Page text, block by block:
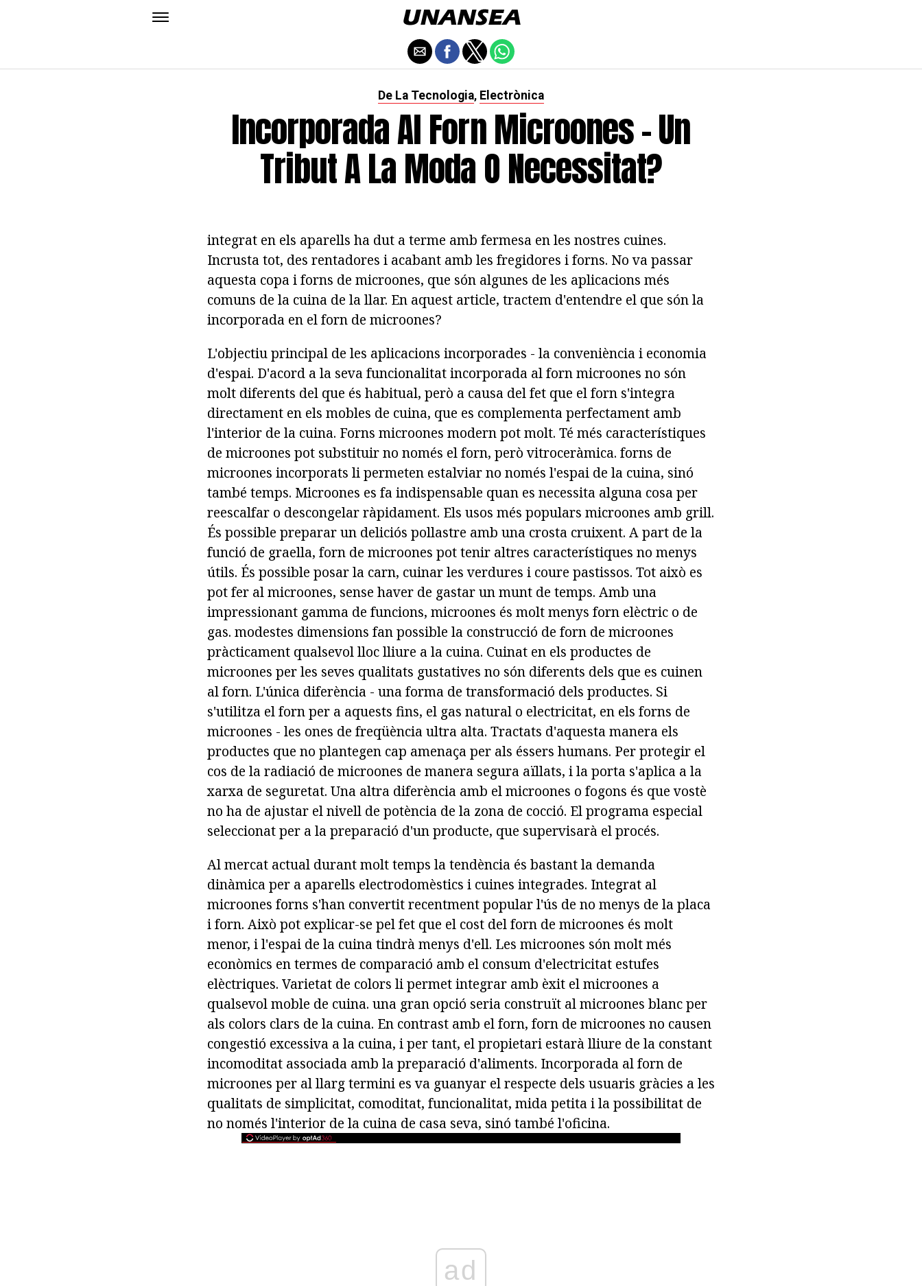
De La Tecnologia, Electrònica
Incorporada Al Forn Microones - Un
Tribut A La Moda O Necessitat?
integrat en els aparells ha dut a terme amb fermesa en les nostres cuines.
Incrusta tot, des rentadores i acabant amb les fregidores i forns. No va passar
aquesta copa i forns de microones, que són algunes de les aplicacions més
comuns de la cuina de la llar. En aquest article, tractem d'entendre el que són la
incorporada en el forn de microones?
L'objectiu principal de les aplicacions incorporades - la conveniència i economia
d'espai. D'acord a la seva funcionalitat incorporada al forn microones no són
molt diferents del que és habitual, però a causa del fet que el forn s'integra
directament en els mobles de cuina, que es complementa perfectament amb
l'interior de la cuina. Forns microones modern pot molt. Té més característiques
de microones pot substituir no només el forn, però vitroceràmica. forns de
microones incorporats li permeten estalviar no només l'espai de la cuina, sinó
també temps. Microones es fa indispensable quan es necessita alguna cosa per
reescalfar o descongelar ràpidament. Els usos més populars microones amb grill.
És possible preparar un deliciós pollastre amb una crosta cruixent. A part de la
funció de graella, forn de microones pot tenir altres característiques no menys
útils. És possible posar la carn, cuinar les verdures i coure pastissos. Tot això es
pot fer al microones, sense haver de gastar un munt de temps. Amb una
impressionant gamma de funcions, microones és molt menys forn elèctric o de
gas. modestes dimensions fan possible la construcció de forn de microones
pràcticament qualsevol lloc lliure a la cuina. Cuinat en els productes de
microones per les seves qualitats gustatives no són diferents dels que es cuinen
al forn. L'única diferència - una forma de transformació dels productes. Si
s'utilitza el forn per a aquests fins, el gas natural o electricitat, en els forns de
microones - les ones de freqüència ultra alta. Tractats d'aquesta manera els
productes que no plantegen cap amenaça per als éssers humans. Per protegir el
cos de la radiació de microones de manera segura aïllats, i la porta s'aplica a la
xarxa de seguretat. Una altra diferència amb el microones o fogons és que vostè
no ha de ajustar el nivell de potència de la zona de cocció. El programa especial
seleccionat per a la preparació d'un producte, que supervisarà el procés.
Al mercat actual durant molt temps la tendència és bastant la demanda
dinàmica per a aparells electrodomèstics i cuines integrades. Integrat al
microones forns s'han convertit recentment popular l'ús de no menys de la placa
i forn. Això pot explicar-se pel fet que el cost del forn de microones és molt
menor, i l'espai de la cuina tindrà menys d'ell. Les microones són molt més
econòmics en termes de comparació amb el consum d'electricitat estufes
elèctriques. Varietat de colors li permet integrar amb èxit el microones a
qualsevol moble de cuina. una gran opció seria construït al microones blanc per
als colors clars de la cuina. En contrast amb el forn, forn de microones no causen
congestió excessiva a la cuina, i per tant, el propietari estarà lliure de la constant
incomoditat associada amb la preparació d'aliments. Incorporada al forn de
microones per al llarg termini es va guanyar el respecte dels usuaris gràcies a les
qualitats de simplicitat, comoditat, funcionalitat, mida petita i la possibilitat de
no només l'interior de la cuina de casa seva, sinó també l'oficina.
ad